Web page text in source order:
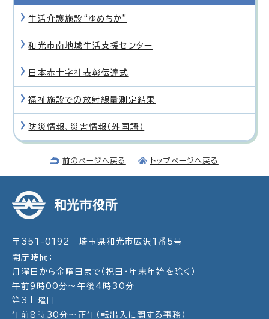
生活介護施設“ゆめちか”
和光市南地域生活支援センター
日本赤十字社表彰伝達式
福祉施設での放射線量測定結果
防災情報、災害情報（外国語）
前のページへ戻る トップページへ戻る
和光市役所
〒351-0192 埼玉県和光市広沢1番5号
開庁時間：
月曜日から金曜日まで（祝日・年末年始を除く）
午前9時00分～午後4時30分
第3土曜日
午前8時30分～正午（転出入に関する事務）